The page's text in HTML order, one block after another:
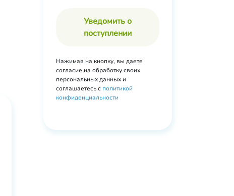
Уведомить о
поступлении
Нажимая на кнопку, вы даете
согласие на обработку своих
персональных данных и
соглашаетесь с политикой
конфиденциальности